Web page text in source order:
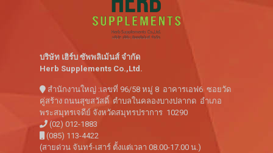
บริษัท เฮิร์บ ซัพพลิเม้นส์ จำกัด
Herb Supplements Co.,Ltd.
สำนักงานใหญ่ :เลขที่ 96/58 หมู่ 8 อาคารเอฟ6 ซอยวัด
คู่สร้าง ถนนสุขสวัสดิ์ ตำบลในคลองบางปลากด อำเภอ
พระสมุทรเจดีย์ จังหวัดสมุทรปราการ 10290
(02) 012-1883
(085) 113-4422
(สายด่วน จันทร์-เสาร์ ตั้งแต่เวลา 08.00-17.00 น.)